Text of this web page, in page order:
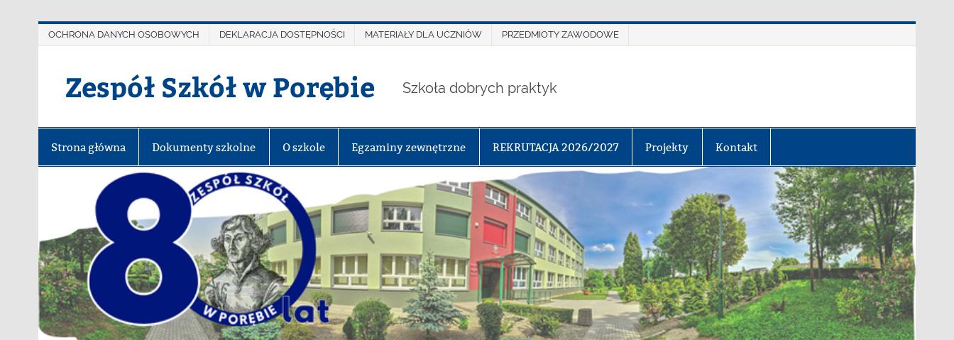
OCHRONA DANYCH OSOBOWYCH DEKLARACJA DOSTĘPNOŚCI MATERIAŁY DLA UCZNIÓW PRZEDMIOTY ZAWODOWE
Zespół Szkół w Porębie Szkoła dobrych praktyk
Strona główna Dokumenty szkolne O szkole Egzaminy zewnętrzne REKRUTACJA 2026/2027 Projekty Kontakt